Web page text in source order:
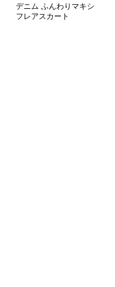
デニム ふんわりマキシ
フレアスカート